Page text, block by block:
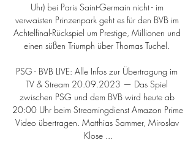
Uhr) bei Paris Saint-Germain nicht - im
verwaisten Prinzenpark geht es für den BVB im
Achtelfinal-Rückspiel um Prestige, Millionen und
einen süßen Triumph über Thomas Tuchel.
PSG - BVB LIVE: Alle Infos zur Übertragung im
TV & Stream 20.09.2023 — Das Spiel
zwischen PSG und dem BVB wird heute ab
20:00 Uhr beim Streamingdienst Amazon Prime
Video übertragen. Matthias Sammer, Miroslav
Klose ...